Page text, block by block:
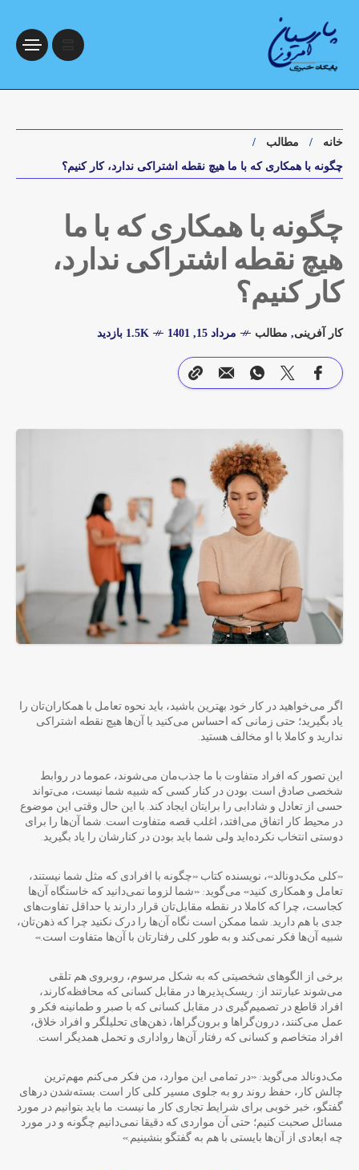
خانه
مطالب
چگونه با همکاری که با ما هیچ نقطه اشتراکی ندارد، کار کنیم؟
چگونه با همکاری که با ما
هیچ نقطه اشتراکی ندارد،
کار کنیم؟
کار آفرینی, مطالب مرداد 15, 1401 1.5K بازدید
اگر می‌خواهید در کار خود بهترین باشید، باید نحوه تعامل با همکاران‌تان را
یاد بگیرید؛ حتی زمانی که احساس می‌کنید با آن‌ها هیچ نقطه اشتراکی
ندارید و کاملا با او مخالف هستید.
این تصور که افراد متفاوت با ما جذب‌‌مان می‌شوند، عموما در روابط
شخصی صادق است. بودن در کنار کسی که شبیه شما نیست، می‌تواند
حسی از تعادل و شادابی را برایتان ایجاد کند. با این حال وقتی این موضوع
در محیط کار اتفاق می‌افتد، اغلب قصه متفاوت است. شما آن‌ها را برای
دوستی انتخاب نکرده‌اید ولی شما باید بودن در کنارشان را یاد بگیرید.
«کلی مک‌دونالد»، نویسنده کتاب «چگونه با افرادی که مثل شما نیستند،
تعامل و همکاری کنید» می‌گوید: «شما لزوما نمی‌دانید که خاستگاه آن‌ها
کجاست، چرا که کاملا در نقطه مقابل‌تان قرار دارند یا حداقل تفاوت‌های
جدی با هم دارید. شما ممکن است نگاه آن‌ها را درک نکنید چرا که ذهن‌تان،
شبیه آن‌ها فکر نمی‌کند و به طور کلی رفتارتان با آن‌ها متفاوت است.»
برخی از الگوهای شخصیتی که به شکل مرسوم، روبروی هم تلقی
می‌شوند عبارتند از: ریسک‌پذیرها در مقابل کسانی که محافظه‌کارند،
افراد قاطع در تصمیم‌گیری در مقابل کسانی که با صبر و طمانینه فکر و
عمل می‌کنند، درون‌گراها و برون‌گراها، ذهن‌های تحلیلگر و افراد خلاق،
افراد متخاصم و کسانی که رفتار آن‌ها رواداری و تحمل همدیگر است.
مک‌دونالد می‌گوید: «در تمامی این موارد، من فکر می‌کنم مهم‌ترین
چالش کار، حفظ روند رو به جلوی مسیر کلی کار است. بسته‌شدن درهای
گفتگو، خبر خوبی برای شرایط تجاری کار ما نیست. ما باید بتوانیم در مورد
مسائل صحبت کنیم؛ حتی آن مواردی که دقیقا نمی‌دانیم چگونه و در مورد
چه ابعادی از آن‌ها بایستی با هم به گفتگو بنشینیم.»